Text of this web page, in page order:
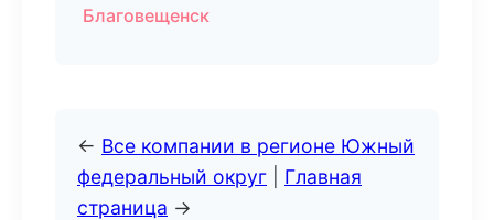
Благовещенск
← Все компании в регионе Южный
федеральный округ
Главная
страница →